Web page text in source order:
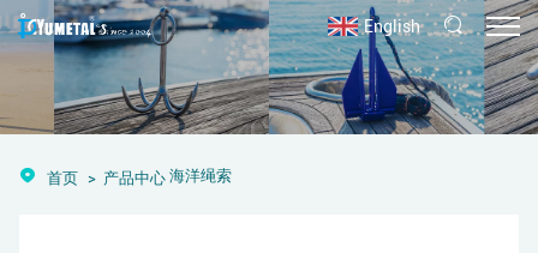
English
首页 产品中心海洋绳索